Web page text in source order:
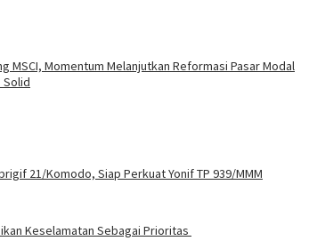
MSCI, Momentum Melanjutkan Reformasi Pasar Modal
Solid
21/Komodo, Siap Perkuat Yonif TP 939/MMM
Keselamatan Sebagai Prioritas